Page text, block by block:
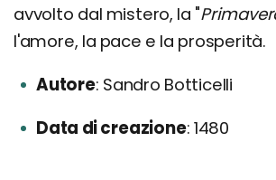
avvolto dal mistero, la "
l'amore, la pace e la prosperità.
Autore Sandro Botticelli
Data di creazione 1480